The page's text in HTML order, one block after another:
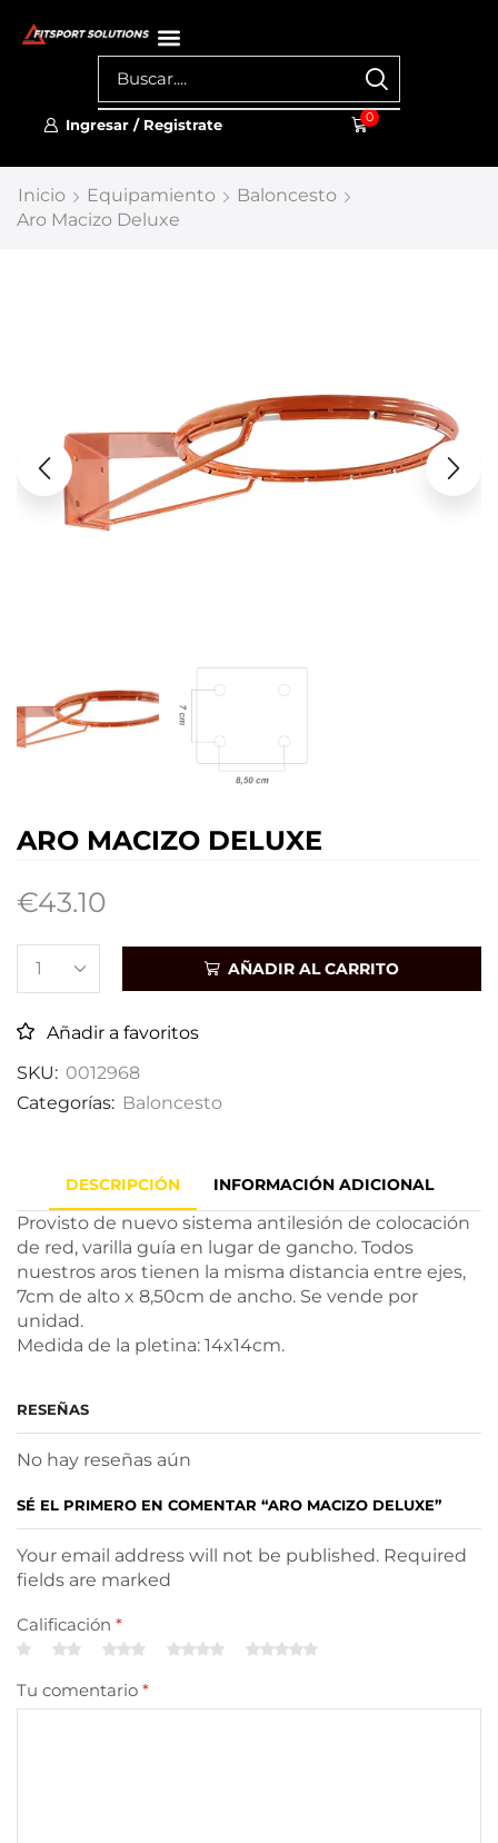
Ingresar / Registrate 0
Inicio Equipamiento
Baloncesto
Aro Macizo Deluxe
ARO MACIZO DELUXE
€43.10
AÑADIR AL CARRITO
Añadir a favoritos
SKU: 0012968
Categorías: Baloncesto
DESCRIPCIÓN INFORMACIÓN ADICIONAL
Provisto de nuevo sistema antilesión de colocación
de red, varilla guía en lugar de gancho. Todos
nuestros aros tienen la misma distancia entre ejes,
7cm de alto x 8,50cm de ancho. Se vende por
unidad.
Medida de la pletina: 14x14cm.
RESEÑAS
No hay reseñas aún
SÉ EL PRIMERO EN COMENTAR “ARO MACIZO DELUXE”
Your email address will not be published. Required
fields are marked
Calificación *
Tu comentario *